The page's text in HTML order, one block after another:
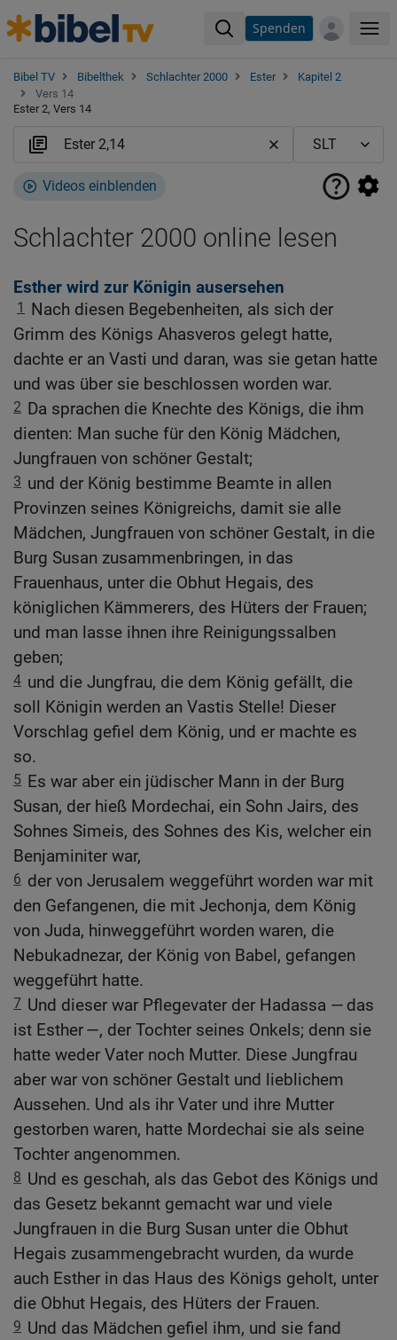
Spenden
Bibel TV Bibelthek Schlachter 2000 Ester
Kapitel 2
Vers 14
Ester 2, Vers 14
Videos einblenden
Schlachter 2000 online lesen
Esther wird zur Königin ausersehen
1
Nach diesen Begebenheiten, als sich der
Grimm des Königs Ahasveros gelegt hatte,
dachte er an Vasti und daran, was sie getan hatte
und was über sie beschlossen worden war.
2 Da sprachen die Knechte des Königs, die ihm
dienten: Man suche für den König Mädchen,
Jungfrauen von schöner Gestalt;
3 und der König bestimme Beamte in allen
Provinzen seines Königreichs, damit sie alle
Mädchen, Jungfrauen von schöner Gestalt, in die
Burg Susan zusammenbringen, in das
Frauenhaus, unter die Obhut Hegais, des
königlichen Kämmerers, des Hüters der Frauen;
und man lasse ihnen ihre Reinigungssalben
geben;
4 und die Jungfrau, die dem König gefällt, die
soll Königin werden an Vastis Stelle! Dieser
Vorschlag gefiel dem König, und er machte es
so.
5 Es war aber ein jüdischer Mann in der Burg
Susan, der hieß Mordechai, ein Sohn Jairs, des
Sohnes Simeis, des Sohnes des Kis, welcher ein
Benjaminiter war,
6 der von Jerusalem weggeführt worden war mit
den Gefangenen, die mit Jechonja, dem König
von Juda, hinweggeführt worden waren, die
Nebukadnezar, der König von Babel, gefangen
weggeführt hatte.
7 Und dieser war Pflegevater der Hadassa — das
ist Esther —, der Tochter seines Onkels; denn sie
hatte weder Vater noch Mutter. Diese Jungfrau
aber war von schöner Gestalt und lieblichem
Aussehen. Und als ihr Vater und ihre Mutter
gestorben waren, hatte Mordechai sie als seine
Tochter angenommen.
8 Und es geschah, als das Gebot des Königs und
das Gesetz bekannt gemacht war und viele
Jungfrauen in die Burg Susan unter die Obhut
Hegais zusammengebracht wurden, da wurde
auch Esther in das Haus des Königs geholt, unter
die Obhut Hegais, des Hüters der Frauen.
9 Und das Mädchen gefiel ihm, und sie fand